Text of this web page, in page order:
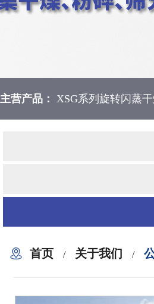
主营产品： XSG系列旋转闪蒸
首页 / 关于我们 /